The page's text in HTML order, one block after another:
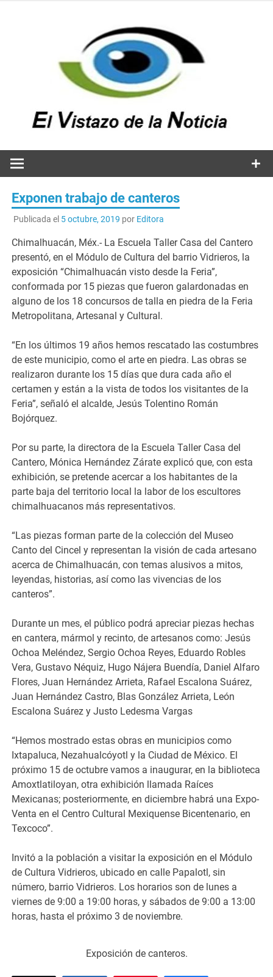
Exponen trabajo de canteros
Publicada el 5 octubre, 2019 por Editora
Chimalhuacán, Méx.- La Escuela Taller Casa del Cantero
presentó, en el Módulo de Cultura del barrio Vidrieros, la
exposición “Chimalhuacán visto desde la Feria”,
conformada por 15 piezas que fueron galardonadas en
alguno de los 18 concursos de talla en piedra de la Feria
Metropolitana, Artesanal y Cultural.
“En los últimos 19 años hemos rescatado las costumbres
de este municipio, como el arte en piedra. Las obras se
realizaron durante los 15 días que dura cada año el
certamen y están a la vista de todos los visitantes de la
Feria”, señaló el alcalde, Jesús Tolentino Román
Bojórquez.
Por su parte, la directora de la Escuela Taller Casa del
Cantero, Mónica Hernández Zárate explicó que, con esta
exhibición, se pretende acercar a los habitantes de la
parte baja del territorio local la labor de los escultores
chimalhuacanos más representativos.
“Las piezas forman parte de la colección del Museo
Canto del Cincel y representan la visión de cada artesano
acerca de Chimalhuacán, con temas alusivos a mitos,
leyendas, historias, así como las vivencias de los
canteros”.
Durante un mes, el público podrá apreciar piezas hechas
en cantera, mármol y recinto, de artesanos como: Jesús
Ochoa Meléndez, Sergio Ochoa Reyes, Eduardo Robles
Vera, Gustavo Néquiz, Hugo Nájera Buendía, Daniel Alfaro
Flores, Juan Hernández Arrieta, Rafael Escalona Suárez,
Juan Hernández Castro, Blas González Arrieta, León
Escalona Suárez y Justo Ledesma Vargas
“Hemos mostrado estas obras en municipios como
Ixtapaluca, Nezahualcóyotl y la Ciudad de México. El
próximo 15 de octubre vamos a inaugurar, en la biblioteca
Amoxtlatiloyan, otra exhibición llamada Raíces
Mexicanas; posteriormente, en diciembre habrá una Expo-
Venta en el Centro Cultural Mexiquense Bicentenario, en
Texcoco”.
Invitó a la población a visitar la exposición en el Módulo
de Cultura Vidrieros, ubicado en calle Papalotl, sin
número, barrio Vidrieros. Los horarios son de lunes a
viernes de 9:00 a 19:00 horas, y sábados de 9:00 a 13:00
horas, hasta el próximo 3 de noviembre.
Exposición de canteros.